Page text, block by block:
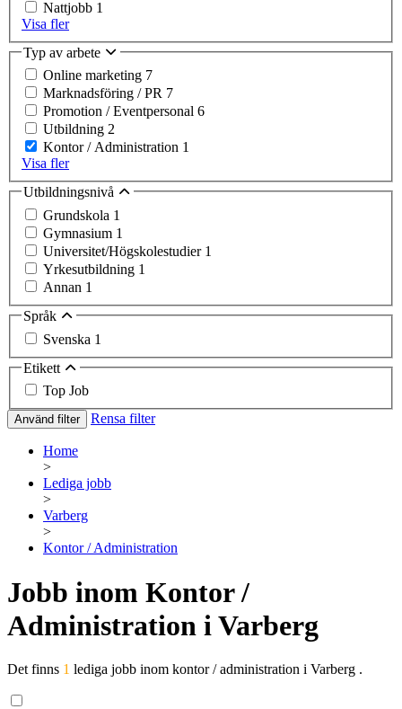
Nattjobb 1
Visa fler
Typ av arbete
Online marketing 7
Marknadsföring / PR 7
Promotion / Eventpersonal 6
Utbildning 2
Kontor / Administration 1
Visa fler
Utbildningsnivå
Grundskola 1
Gymnasium 1
Universitet/Högskolestudier 1
Yrkesutbildning 1
Annan 1
Språk
Svenska 1
Etikett
Top Job
Använd filter Rensa filter
Home
>
Lediga jobb
>
Varberg
>
Kontor / Administration
Jobb inom Kontor /
Administration i Varberg
Det finns 1 lediga jobb inom kontor / administration i Varberg .